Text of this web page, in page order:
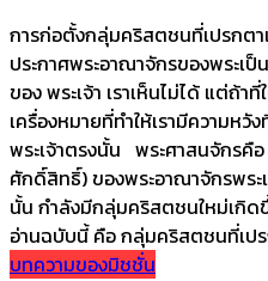
การก่อตั้งกลุ่มคริสตชนที่เปร
ประกาศพระอาณาจักรของพระเ
ของ พระเจ้า เราเห็นไม่ได้ แต่ถ้
เครื่องหมายที่ทำให้เรามีความหวั
พระเจ้าตรงนั้น พระศาสนจักรคื
ศักดิ์สิทธิ์) ของพระอาณาจักร
นั้น กำลังมีกลุ่มคริสตชนใหม่เกิ
อ่านฉบับนี้ คือ กลุ่มคริสตชนที่เป
บทความของมิชชั่น